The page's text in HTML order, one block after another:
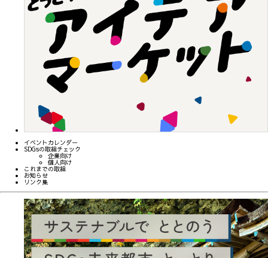
イベントカレンダー
SDGsの取組チェック
企業向け
個人向け
これまでの取組
お知らせ
リンク集